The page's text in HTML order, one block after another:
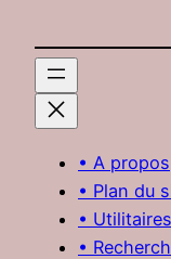
• A propos
• Plan du
• Utilitaires
•